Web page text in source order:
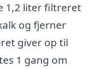
1,2 liter filtreret
og fjerner
giver op til
1 gang om